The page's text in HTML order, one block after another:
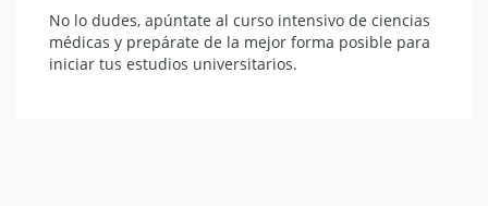
No lo dudes, apúntate al curso intensivo de ciencias
médicas y prepárate de la mejor forma posible para
iniciar tus estudios universitarios.